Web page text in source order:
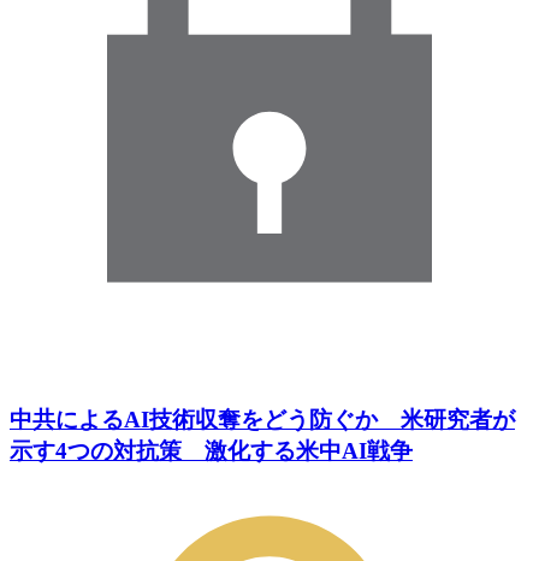
中共によるAI技術収奪をどう防ぐか 米研究者が
示す4つの対抗策 激化する米中AI戦争